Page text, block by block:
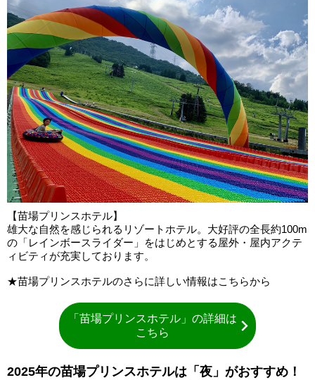
【苗場プリンスホテル】
雄大な自然を感じられるリゾートホテル。大好評の全長約100m
の「レインボースライダー」をはじめとする屋外・屋内アクテ
ィビティが充実しております。
★苗場プリンスホテルのさらに詳しい情報はこちらから
「苗場プリンスホテル」の詳細は
こちら
2025年の苗場プリンスホテルは「夜」がおすすめ！